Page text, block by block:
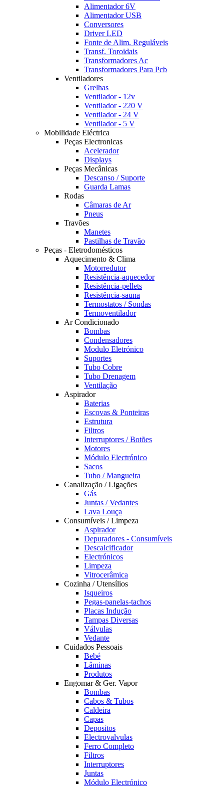
Alimentador 6V
Alimentador USB
Conversores
Driver LED
Fonte de Alim. Reguláveis
Transf. Toroidais
Transformadores Ac
Transformadores Para Pcb
Ventiladores
Grelhas
Ventilador - 12v
Ventilador - 220 V
Ventilador - 24 V
Ventilador - 5 V
Mobilidade Eléctrica
Peças Electronicas
Acelerador
Displays
Peças Mecânicas
Descanso / Suporte
Guarda Lamas
Rodas
Câmaras de Ar
Pneus
Travões
Manetes
Pastilhas de Travão
Peças - Eletrodomésticos
Aquecimento & Clima
Motorredutor
Resistência-aquecedor
Resistência-pellets
Resistência-sauna
Termostatos / Sondas
Termoventilador
Ar Condicionado
Bombas
Condensadores
Modulo Eletrónico
Suportes
Tubo Cobre
Tubo Drenagem
Ventilação
Aspirador
Baterias
Escovas & Ponteiras
Estrutura
Filtros
Interruptores / Botões
Motores
Módulo Electrónico
Sacos
Tubo / Mangueira
Canalização / Ligações
Gás
Juntas / Vedantes
Lava Louça
Consumíveis / Limpeza
Aspirador
Depuradores - Consumíveis
Descalcificador
Electrónicos
Limpeza
Vitrocerâmica
Cozinha / Utensílios
Isqueiros
Pegas-panelas-tachos
Placas Indução
Tampas Diversas
Válvulas
Vedante
Cuidados Pessoais
Bebé
Lâminas
Produtos
Engomar & Ger. Vapor
Bombas
Cabos & Tubos
Caldeira
Capas
Depositos
Electrovalvulas
Ferro Completo
Filtros
Interruptores
Juntas
Módulo Electrónico